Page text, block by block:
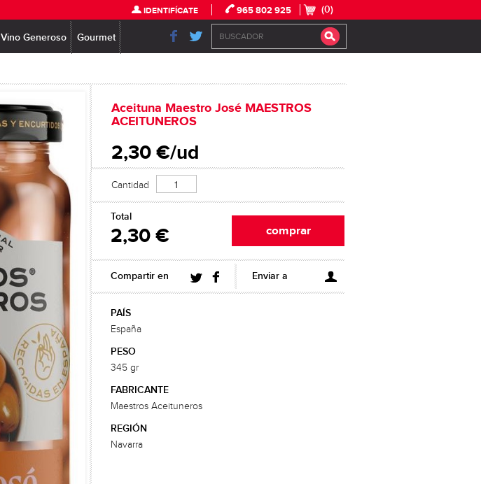
(0)
965 802 925
IDENTIFÍCATE
Vino Generoso Gourmet
Aceituna Maestro José MAESTROS
ACEITUNEROS
2,30 €/ud
Cantidad
Total
2,30 €
Compartir en Enviar a
PAÍS
España
PESO
345 gr
FABRICANTE
Maestros Aceituneros
REGIÓN
Navarra